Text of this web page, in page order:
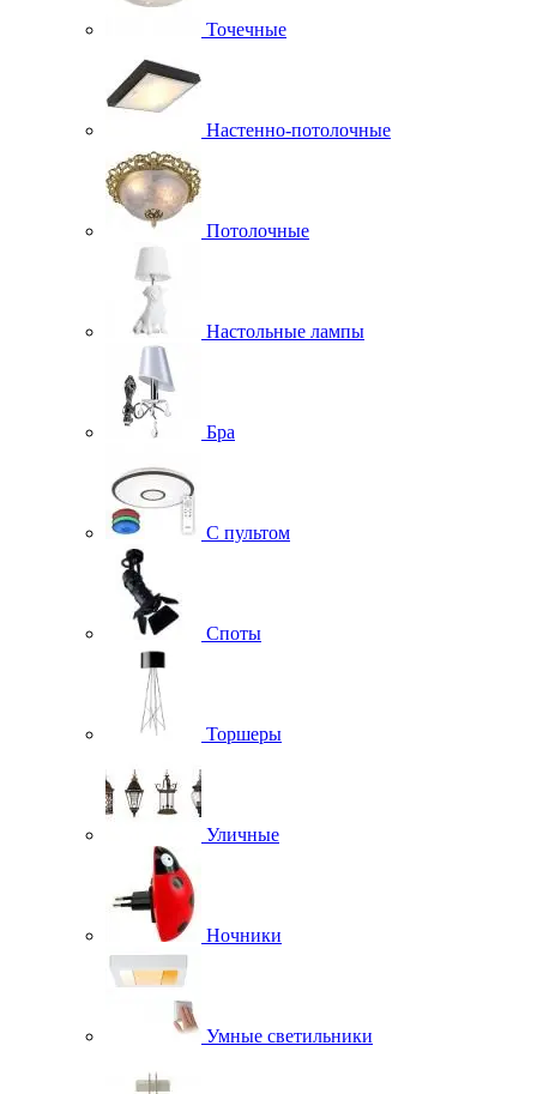
Точечные
Настенно-потолочные
Потолочные
Настольные лампы
Бра
С пультом
Споты
Торшеры
Уличные
Ночники
Умные светильники